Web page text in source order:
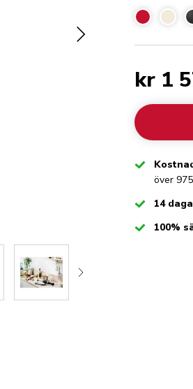
kr 1
Checked
över
Checked
14
Checked
100%